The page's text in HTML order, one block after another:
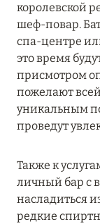
ATLANTIS
НАПИТКОВ
Подробнее
13 февраля 2025
MANDARIN
Подробнее
королевской
шеф-повар.
спа-центре
это время
присмотром
пожелают
уникальным
проведут
Также к
личный бар с
насладиться
редкие